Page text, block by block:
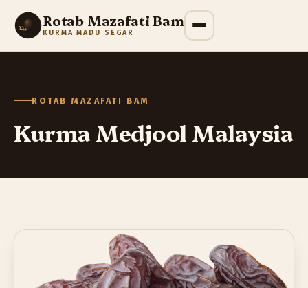
Rotab Mazafati Bam
KURMA MADU SEGAR
ROTAB MAZAFATI BAM
Kurma Medjool Malaysia